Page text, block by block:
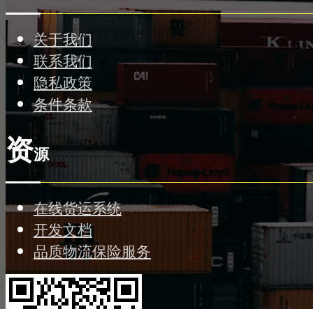
关于我们
联系我们
隐私政策
条件条款
资源
在线货运系统
开发文档
品质物流保险服务